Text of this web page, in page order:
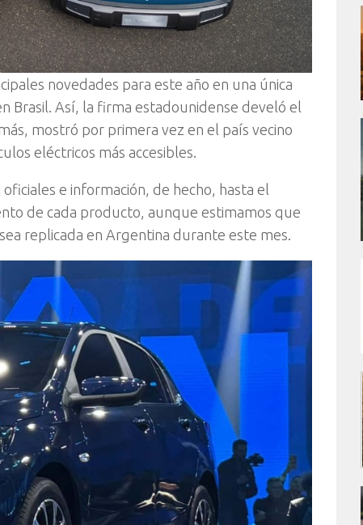
novedades para este año en una única
Brasil. Así, la firma estadounidense develó el
mostró por primera vez en el país vecino
eléctricos más accesibles.
e información, de hecho, hasta el
de cada producto, aunque estimamos que
replicada en Argentina durante este mes.